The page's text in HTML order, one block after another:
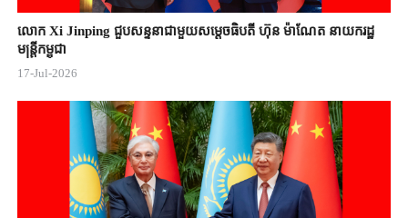
លោក Xi Jinping ជួបសន្ទនាជាមួយសម្តេចធិបតី ហ៊ុន ម៉ាណែត នាយករដ្ឋ
មន្ត្រីកម្ពុជា
17-Jul-2026